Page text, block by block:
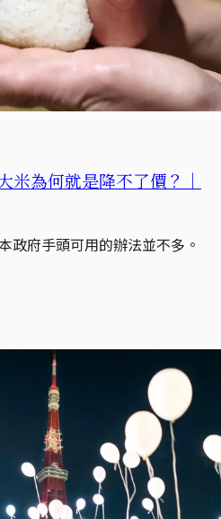
米為何就是降不了價？｜
政府手頭可用的辦法並不多。